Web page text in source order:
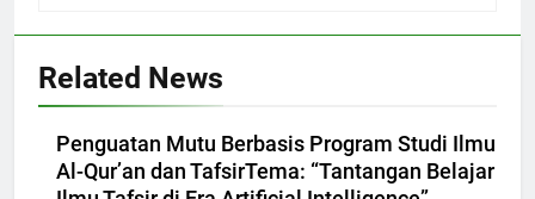
Related News
Penguatan Mutu Berbasis Program Studi Ilmu
Al-Qur’an dan TafsirTema: “Tantangan Belajar